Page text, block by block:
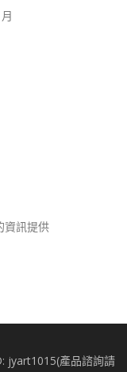
資訊提供
jyart1015(產品諮詢請